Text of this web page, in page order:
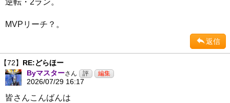
逆転・2ラン。
MVPリーチ？。
返信
【72】 RE:どらほー
Byマスターさん
2026/07/29 16:17
皆さんこんばんは